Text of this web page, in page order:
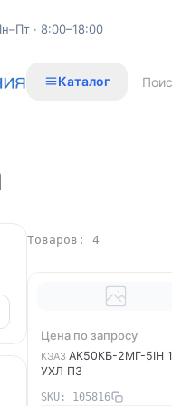
· 8:00–18:00
Каталог
Товаров: 4
Цена по запросу
КЭАЗ АК50КБ-2МГ-5IН
УХЛ ПЗ
SKU: 105816